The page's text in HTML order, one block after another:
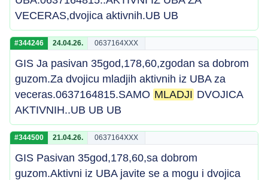
VECERAS,dvojica aktivnih.UB UB
#344246 24.04.26. 0637164XXX
GIS Ja pasivan 35god,178,60,zgodan sa dobrom
guzom.Za dvojicu mladjih aktivnih iz UBA za
veceras.0637164815.SAMO MLADJI DVOJICA
AKTIVNIH..UB UB UB
#344500 21.04.26. 0637164XXX
GIS Pasivan 35god,178,60,sa dobrom
guzom.Aktivni iz UBA javite se a mogu i dvojica